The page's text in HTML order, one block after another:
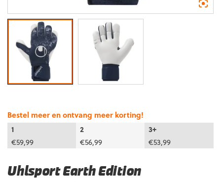
Uhlsport Earth Edition
Bestel meer en ontvang meer korting!
1
2
3+
€59,99 €56,99 €53,99